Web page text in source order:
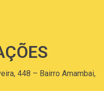
448 – Bairro Amambai,